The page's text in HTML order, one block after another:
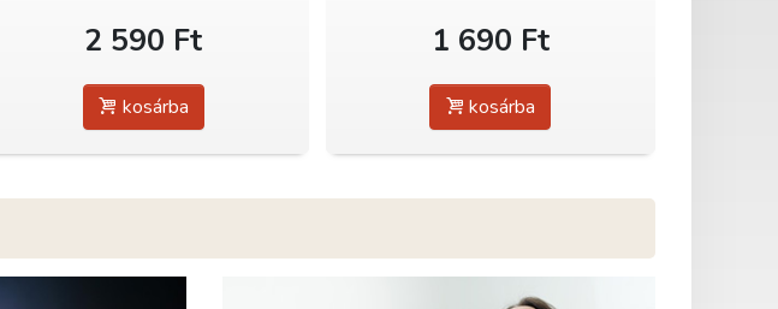
2 590 Ft
kosárba
1 690 Ft
kosárba